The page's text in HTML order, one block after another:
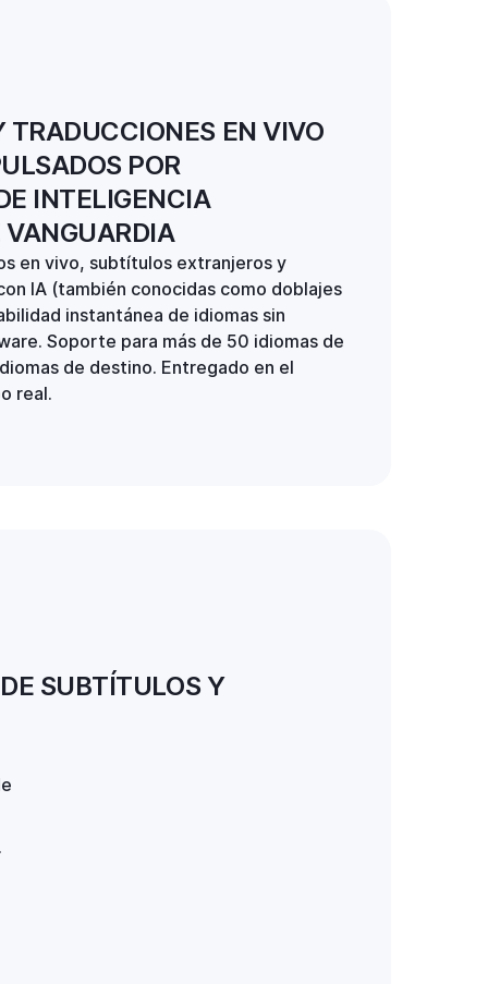
TRADUCCIONES EN VIVO
POR
INTELIGENCIA
en vivo, subtítulos extranjeros y
IA (también conocidas como doblajes
instantánea de idiomas sin
Soporte para más de 50 idiomas de
de destino. Entregado en el
real.
SUBTÍTULOS Y